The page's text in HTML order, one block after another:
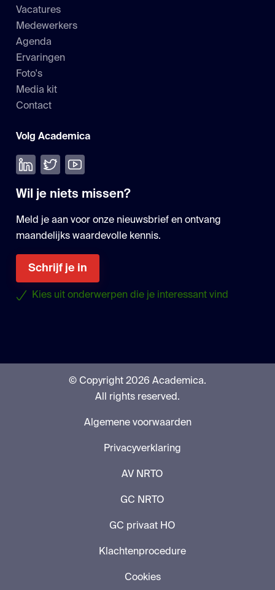
Vacatures
Medewerkers
Agenda
Ervaringen
Foto's
Media kit
Contact
Volg Academica
Volg ons op LinkedIn
Volg ons op Twitter
Bekijk onze YouTube
Wil je niets missen?
Meld je aan voor onze nieuwsbrief en ontvang
maandelijks waardevolle kennis.
Schrijf je in
Kies uit onderwerpen die je interessant vind
© Copyright 2026 Academica.
All rights reserved.
Algemene voorwaarden
Privacyverklaring
AV NRTO
GC NRTO
GC privaat HO
Klachtenprocedure
Cookies